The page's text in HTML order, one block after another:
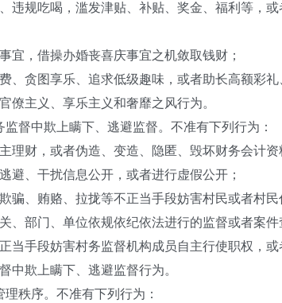
规吃喝，滥发津贴、补贴、奖金、福利等，或
，借操办婚丧喜庆事宜之机敛取钱财；
贪图享乐、追求低级趣味，或者助长高额彩礼
主义、享乐主义和奢靡之风行为。
中欺上瞒下、逃避监督。不准有下列行为：
财，或者伪造、变造、隐匿、毁坏财务会计资
、干扰信息公开，或者进行虚假公开；
、贿赂、拉拢等不正当手段妨害村民或者村民
部门、单位依规依纪依法进行的监督或者案件
手段妨害村务监督机构成员自主行使职权，或
欺上瞒下、逃避监督行为。
序。不准有下列行为：